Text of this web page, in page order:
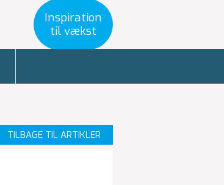
Inspiration
til vækst
TILBAGE TIL ARTIKLER